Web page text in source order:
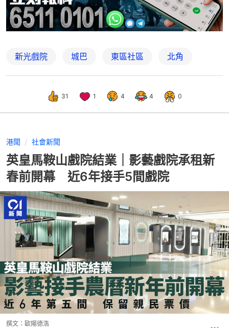
新光戲院 城巴 東區社區 北角
31 1 4 4 0
港聞 社會新聞
英皇馬鞍山戲院結業｜影藝戲院承租新
春前開幕 近6年接手5間戲院
撰文： 歐陽德浩